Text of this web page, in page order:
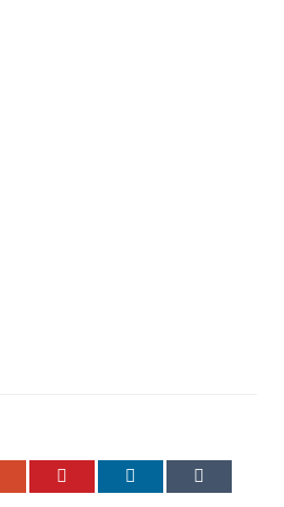
Google+ Respuesta